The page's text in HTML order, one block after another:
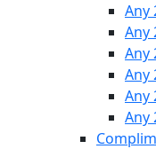
Any
Any
Any
Any
Any
Any